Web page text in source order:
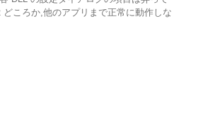
どころか,他のアプリまで正常に動作しな